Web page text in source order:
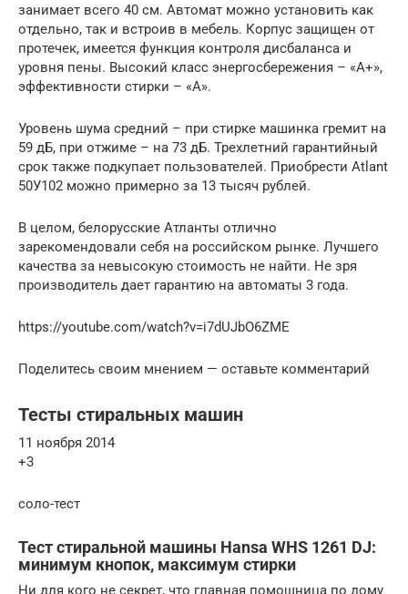
занимает всего 40 см. Автомат можно установить как
отдельно, так и встроив в мебель. Корпус защищен от
протечек, имеется функция контроля дисбаланса и
уровня пены. Высокий класс энергосбережения – «А+»,
эффективности стирки – «А».
Уровень шума средний – при стирке машинка гремит на
59 дБ, при отжиме – на 73 дБ. Трехлетний гарантийный
срок также подкупает пользователей. Приобрести Atlant
50У102 можно примерно за 13 тысяч рублей.
В целом, белорусские Атланты отлично
зарекомендовали себя на российском рынке. Лучшего
качества за невысокую стоимость не найти. Не зря
производитель дает гарантию на автоматы 3 года.
https://youtube.com/watch?v=i7dUJbO6ZME
Поделитесь своим мнением — оставьте комментарий
Тесты стиральных машин
11 ноября 2014
+3
соло-тест
Тест стиральной машины Hansa WHS 1261 DJ:
минимум кнопок, максимум стирки
Ни для кого не секрет, что главная помощница по дому